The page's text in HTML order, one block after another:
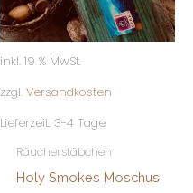
inkl. 19 % MwSt.
zzgl. Versandkosten
Lieferzeit: 3-4 Tage
Räucherstäbchen
Holy Smokes Moschus